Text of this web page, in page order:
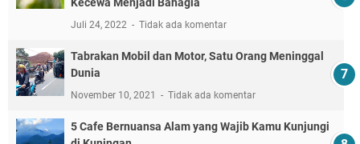
Kecewa Menjadi Bahagia
Juli 24, 2022 Tidak ada komentar
Tabrakan Mobil dan Motor, Satu Orang Meninggal
Dunia
November 10, 2021 Tidak ada komentar
5 Cafe Bernuansa Alam yang Wajib Kamu Kunjungi